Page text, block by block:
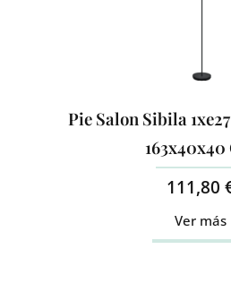
Pie Salon Sibila
163x40x40
111,80
Ver más